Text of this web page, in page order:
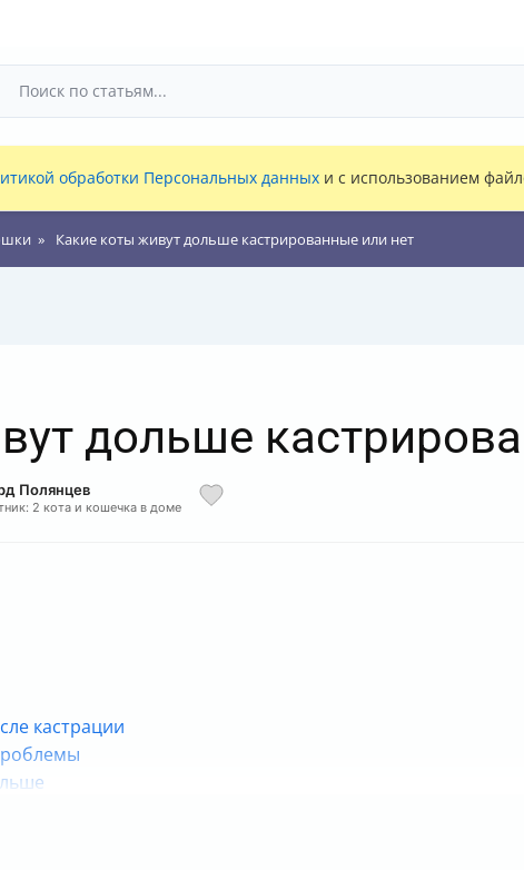
обработки Персональных данных и с использованием
Какие коты живут дольше кастрированные или нет
дольше
Полянцев
2 кота и кошечка в доме
кастрации
охотник?